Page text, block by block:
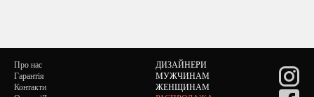
Про нас
Гарантія
Контакти
ДИЗАЙНЕРИ
МУЖЧИНАМ
ЖЕНЩИНАМ